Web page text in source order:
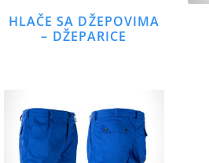
HLAČE SA DŽEPOVIMA
– DŽEPARICE